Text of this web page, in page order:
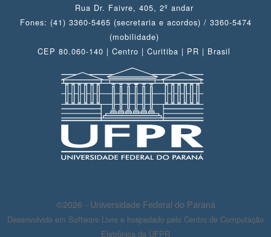
Rua Dr. Faivre, 405, 2º andar
Fones: (41) 3360-5465 (secretaria e acordos) / 3360-5474
(mobilidade)
CEP 80.060-140 | Centro | Curitiba | PR | Brasil
©2026 - Universidade Federal do Paraná
Desenvolvido em Software Livre e hospedado pelo Centro de Computação
Eletrônica da UFPR